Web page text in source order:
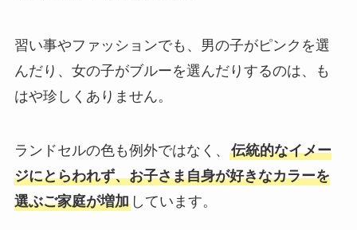
習い事やファッションでも、男の子がピンクを選
んだり、女の子がブルーを選んだりするのは、も
はや珍しくありません。
ランドセルの色も例外ではなく、 伝統的なイメー
ジにとらわれず、お子さま自身が好きなカラーを
選ぶご家庭が増加しています。